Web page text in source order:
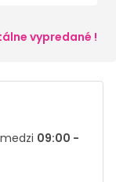
vypredané !
09:00 -